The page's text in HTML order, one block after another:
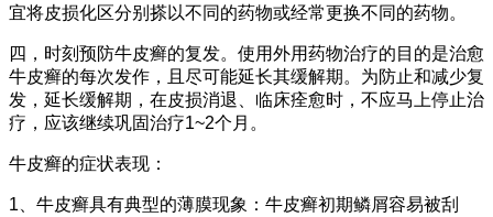
宜将皮损化区分别搽以不同的药物或经常更换不同的药物。
四，时刻预防牛皮癣的复发。使用外用药物治疗的目的是治愈
牛皮癣的每次发作，且尽可能延长其缓解期。为防止和减少复
发，延长缓解期，在皮损消退、临床痊愈时，不应马上停止治
疗，应该继续巩固治疗1~2个月。
牛皮癣的症状表现：
1、牛皮癣具有典型的薄膜现象：牛皮癣初期鳞屑容易被刮